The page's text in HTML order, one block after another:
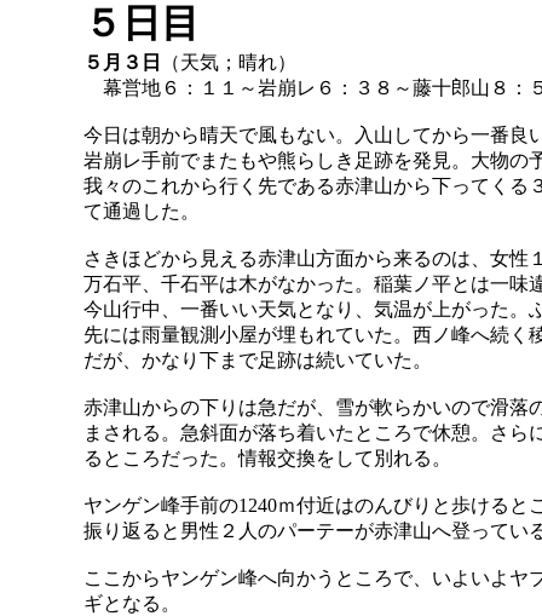
５日目
５月３日
（天気；晴れ）
幕営地６：１１～岩崩レ６：３８～藤十郎山８：
今日は朝から晴天で風もない。入山してから一番良
岩崩レ手前でまたもや熊らしき足跡を発見。大物
我々のこれから行く先である赤津山から下ってく
て通過した。
さきほどから見える赤津山方面から来るのは、女
万石平、千石平は木がなかった。稲葉ノ平とは一
今山行中、一番いい天気となり、気温が上がった
先には雨量観測小屋が埋もれていた。西ノ峰へ続
だが、かなり下まで足跡は続いていた。
赤津山からの下りは急だが、雪が軟らかいので滑
まされる。急斜面が落ち着いたところで休憩。さ
るところだった。情報交換をして別れる。
ヤンゲン峰手前の1240ｍ付近はのんびりと歩けると
振り返ると男性２人のパーテーが赤津山へ登ってい
ここからヤンゲン峰へ向かうところで、いよいよ
ギとなる。